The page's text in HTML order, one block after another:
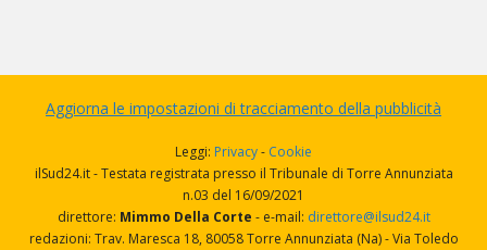
Aggiorna le impostazioni di tracciamento della pubblicità
Leggi: Privacy- Cookie
ilSud24.it - Testata registrata presso il Tribunale di Torre Annunziata
n.03 del 16/09/2021
direttore: Mimmo Della Corte - e-mail: direttore@ilsud24.it
redazioni: Trav. Maresca 18, 80058 Torre Annunziata (Na) - Via Toledo